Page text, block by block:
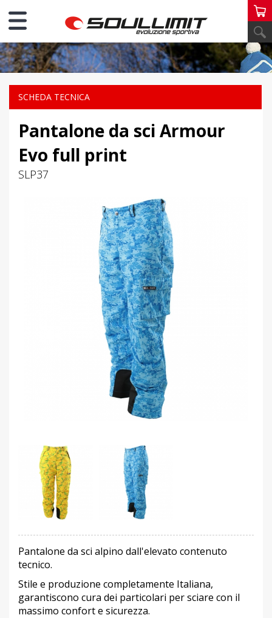
PERSONAL SCI
SCHEDA TECNICA
Pantalone da sci Armour
Evo full print
SLP37
Pantalone da sci alpino dall'elevato contenuto
tecnico.
Stile e produzione completamente Italiana,
garantiscono cura dei particolari per sciare con il
massimo confort e sicurezza.